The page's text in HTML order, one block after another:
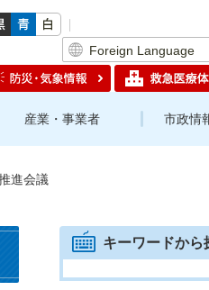
産業・事業者 市政情
進会議
キーワードから